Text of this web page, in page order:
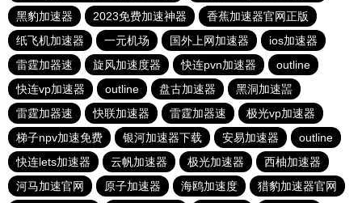
黑豹加速器
2023免费加速神器
香蕉加速器官网正版
纸飞机加速器
一元机场 国外上网加速器
ios加速器
雷霆加器速
旋风加速度器 快连pvn加速器
outline
快连vp加速器
outline 盘古加速器
黑洞加速噐
雷霆加器速
快联加速器 雷霆加器速
极光vp加速器
梯子npv加速免费
银河加速器下载 安易加速器
outline
快连lets加速器
云帆加速器 极光加速器
西柚加速器
河马加速官网
原子加速器 海鸥加速度
猎豹加速器官网